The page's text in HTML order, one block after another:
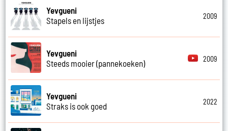
Yevgueni
Stapels en lijstjes
2009
Yevgueni
Steeds mooier (pannekoeken)
2009
Yevgueni
Straks is ook goed
2022